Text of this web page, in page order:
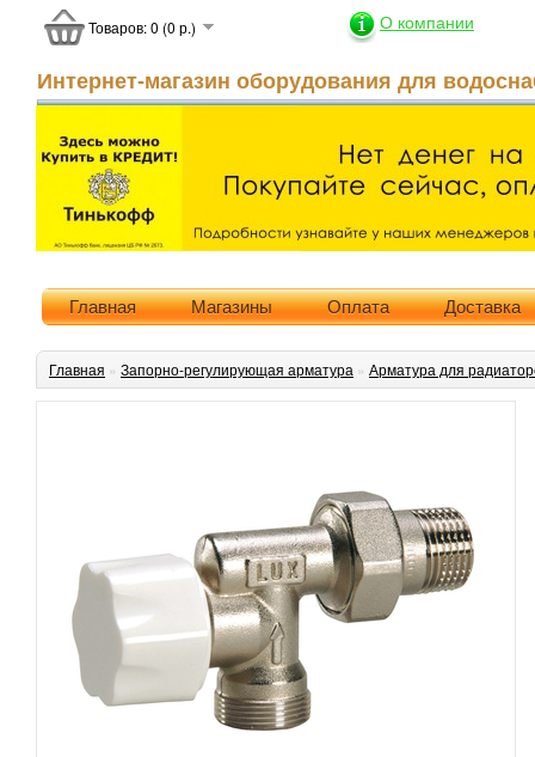
О компании
Интернет-магазин оборудования для
Товаров: 0 (0 р.)
Главная Магазины Оплата Доставка
Главная » Запорно-регулирующая арматура » Арматура для